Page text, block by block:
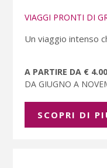
VIAGGI PRONTI DI
Un viaggio intenso
A PARTIRE DA €
DA GIUGNO A
SCOPRI DI